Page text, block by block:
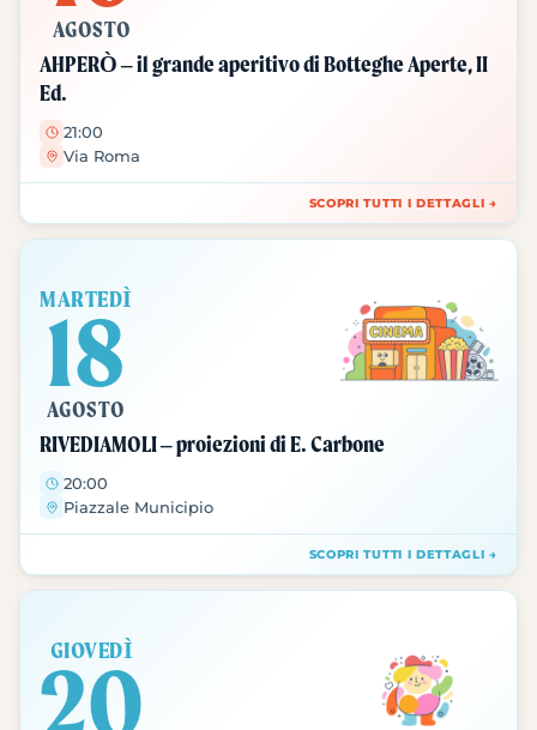
AGOSTO
AHPERÒ – il grande aperitivo di Botteghe Aperte, II
Ed.
21:00
Via Roma
SCOPRI TUTTI I DETTAGLI →
MARTEDÌ
18
AGOSTO
RIVEDIAMOLI – proiezioni di E. Carbone
20:00
Piazzale Municipio
SCOPRI TUTTI I DETTAGLI →
GIOVEDÌ
20